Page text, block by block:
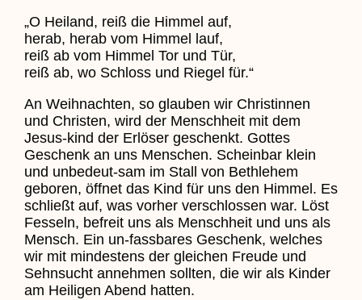
„O Heiland, reiß die Himmel auf,
herab, herab vom Himmel lauf,
reiß ab vom Himmel Tor und Tür,
reiß ab, wo Schloss und Riegel für.“
An Weihnachten, so glauben wir Christinnen
und Christen, wird der Menschheit mit dem
Jesus-kind der Erlöser geschenkt. Gottes
Geschenk an uns Menschen. Scheinbar klein
und unbedeut-sam im Stall von Bethlehem
geboren, öffnet das Kind für uns den Himmel. Es
schließt auf, was vorher verschlossen war. Löst
Fesseln, befreit uns als Menschheit und uns als
Mensch. Ein un-fassbares Geschenk, welches
wir mit mindestens der gleichen Freude und
Sehnsucht annehmen sollten, die wir als Kinder
am Heiligen Abend hatten.